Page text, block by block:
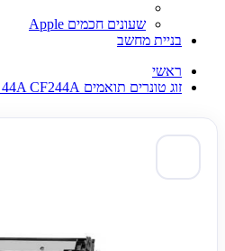
שעונים חכמים Apple
בניית מחשב
ראשי
זוג טונרים תואמים HP 44A CF244A